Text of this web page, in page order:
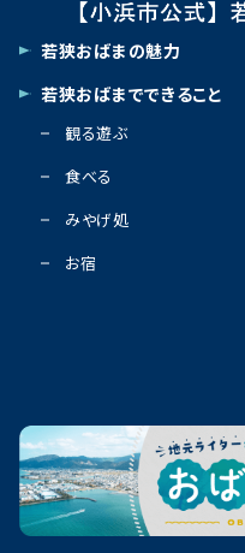
若狭おばまの魅力
若狭おばまでできること
観る遊ぶ
食べる
みやげ処
お宿